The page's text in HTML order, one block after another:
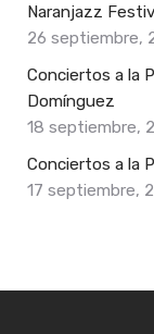
Naranjazz
26 septiembre,
Conciertos a la
Domínguez
18 septiembre,
Conciertos a la
17 septiembre,